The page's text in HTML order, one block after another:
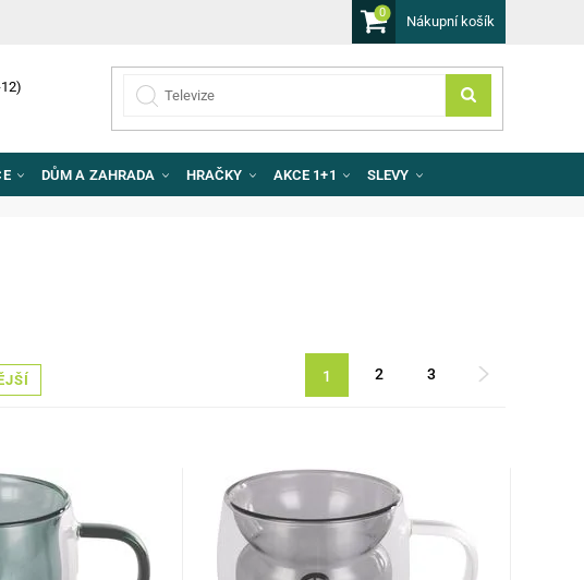
0
Nákupní košík
DŮM A ZAHRADA HRAČKY AKCE 1+1 SLEVY
1 2 3